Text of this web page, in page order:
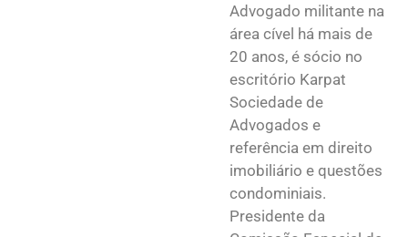
Advogado militante na
área cível há mais de
20 anos, é sócio no
escritório Karpat
Sociedade de
Advogados e
referência em direito
imobiliário e questões
condominiais.
Presidente da